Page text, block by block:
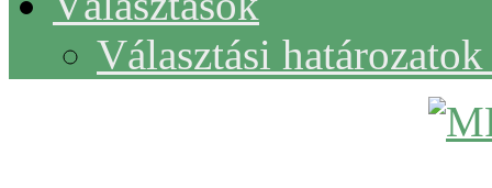
Választási